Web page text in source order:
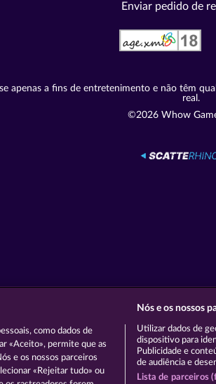
Enviar pedido de
apenas a fins de entretenimento e não têm
real.
©2026 Whow
como dados de
«Aceito», permite que as
e os nossos parceiros
«Rejeitar tudo» ou
Nós e os nossos
Utilizar dados de
dispositivo para
Publicidade e
de audiência e
Lista de parceiros